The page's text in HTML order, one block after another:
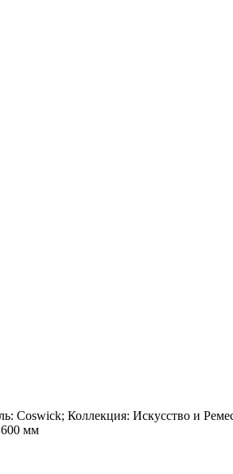
Coswick; Коллекция: Искусство и
мм